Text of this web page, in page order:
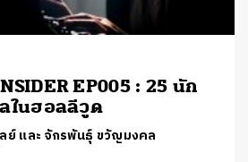
EP005 : 25 นัก
ในฮอลลีวูด
ย์ และ จักรพันธุ์ ขวัญมงคล